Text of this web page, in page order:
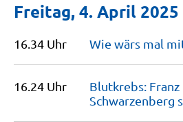
Freitag, 4. April 2025
16.34 Uhr Wie wärs mal
16.24 Uhr
Blutkrebs: Franz
Schwarzenberg